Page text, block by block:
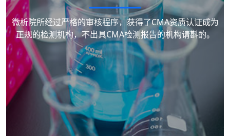
微析院所经过严格的审核程序，获得了CMA资质认证成为
正规的检测机构，不出具CMA检测报告的机构请斟酌。